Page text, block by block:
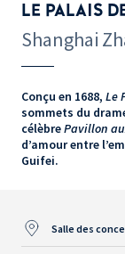
LE PALAIS
Shanghai
Conçu en 1688, Le
sommets du
célèbrePavillon
d’amour entre
Guifei.
Salle des